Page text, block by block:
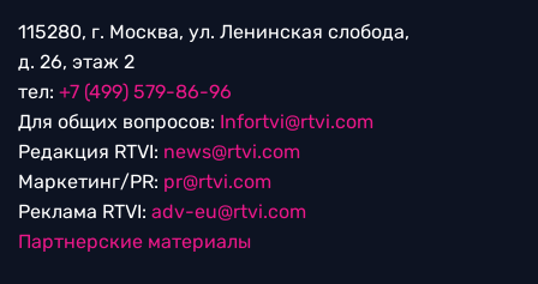
115280, г. Москва, ул. Ленинская слобода,
д. 26, этаж 2
тел: +7 (499) 579-86-96
Для общих вопросов: Infortvi@rtvi.com
Редакция RTVI: news@rtvi.com
Маркетинг/PR: pr@rtvi.com
Реклама RTVI: adv-eu@rtvi.com
Партнерские материалы